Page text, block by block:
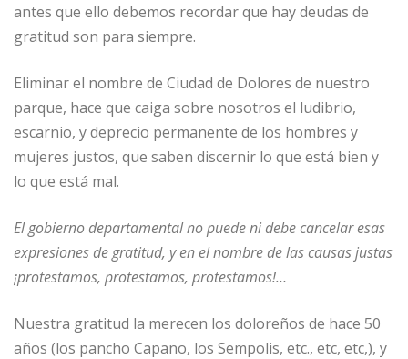
antes que ello debemos recordar que hay deudas de
gratitud son para siempre.
Eliminar el nombre de Ciudad de Dolores de nuestro
parque, hace que caiga sobre nosotros el ludibrio,
escarnio, y deprecio permanente de los hombres y
mujeres justos, que saben discernir lo que está bien y
lo que está mal.
El gobierno departamental no puede ni debe cancelar esas
expresiones de gratitud, y en el nombre de las causas justas
¡protestamos, protestamos, protestamos!…
Nuestra gratitud la merecen los doloreños de hace 50
años (los pancho Capano, los Sempolis, etc., etc, etc,), y